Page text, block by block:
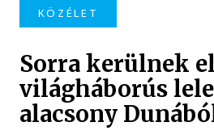
KÖZÉLET
Sorra kerülnek
világháborús
alacsony